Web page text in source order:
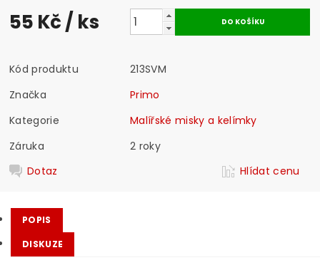
55 Kč/ ks
Kód produktu
213SVM
Značka
Primo
Kategorie
Malířské misky a kelímky
Záruka
2 roky
Dotaz
Hlídat cenu
POPIS
DISKUZE